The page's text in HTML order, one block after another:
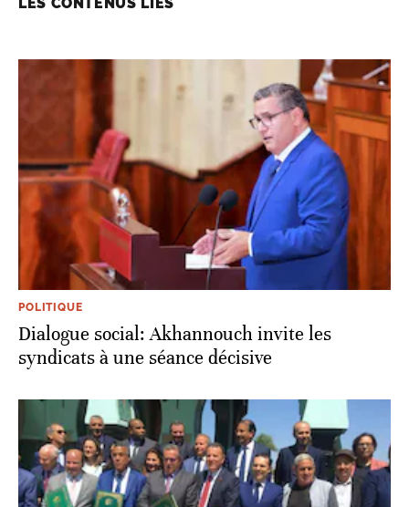
LES CONTENUS LIÉS
POLITIQUE
Dialogue social: Akhannouch invite les
syndicats à une séance décisive